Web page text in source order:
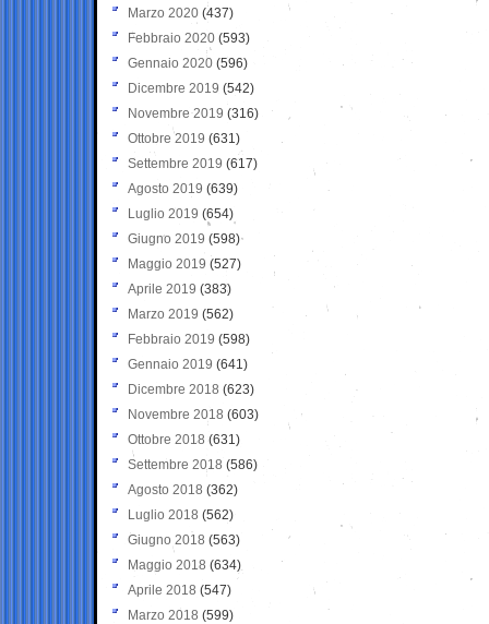
Marzo 2020 (437)
Febbraio 2020 (593)
Gennaio 2020 (596)
Dicembre 2019 (542)
Novembre 2019 (316)
Ottobre 2019 (631)
Settembre 2019 (617)
Agosto 2019 (639)
Luglio 2019 (654)
Giugno 2019 (598)
Maggio 2019 (527)
Aprile 2019 (383)
Marzo 2019 (562)
Febbraio 2019 (598)
Gennaio 2019 (641)
Dicembre 2018 (623)
Novembre 2018 (603)
Ottobre 2018 (631)
Settembre 2018 (586)
Agosto 2018 (362)
Luglio 2018 (562)
Giugno 2018 (563)
Maggio 2018 (634)
Aprile 2018 (547)
Marzo 2018 (599)